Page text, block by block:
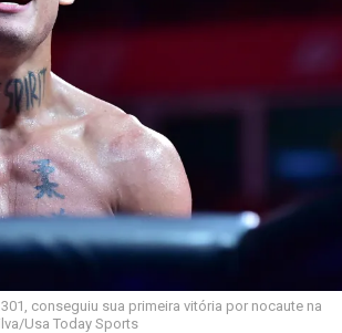
conseguiu sua primeira vitória por nocaute na
Usa Today Sports